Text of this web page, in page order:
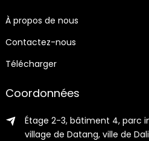
À propos de nous
Contactez-nous
Télécharger
Coordonnées
Étage 2-3, bâtiment 4, parc
village de Datang, ville de